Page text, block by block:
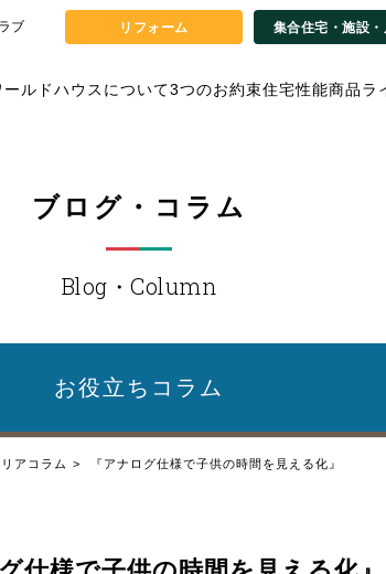
ールドハウスについて3つのお約束住宅性能商品ラ
ブ リフォーム 集合住宅・施設
ブログ・コラム
Blog・Column
お役立ち コラム
アコラム 『アナログ仕様で子供の時間を見える化』